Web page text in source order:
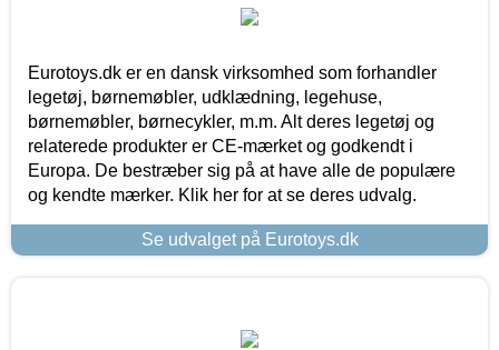
Eurotoys.dk er en dansk virksomhed som forhandler
legetøj, børnemøbler, udklædning, legehuse,
børnemøbler, børnecykler, m.m. Alt deres legetøj og
relaterede produkter er CE-mærket og godkendt i
Europa. De bestræber sig på at have alle de populære
og kendte mærker. Klik her for at se deres udvalg.
Se udvalget på Eurotoys.dk